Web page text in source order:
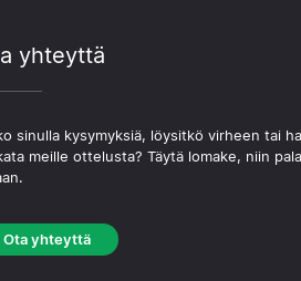
yhteyttä
sinulla kysymyksiä, löysitkö virheen tai
meille ottelusta? Täytä lomake, niin
Ota yhteyttä